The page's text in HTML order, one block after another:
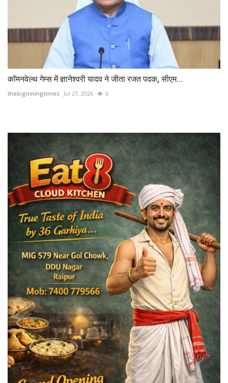
कॉमनवेल्थ गेम्स में ज्ञानेश्वरी यादव ने जीता रजत पदक, सीएम...
thebiginningtimes Jul 27, 2026 6